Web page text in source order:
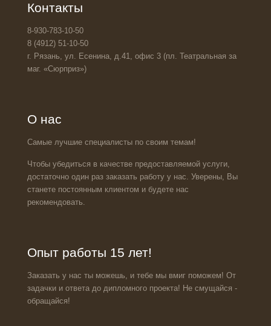
Контакты
8-930-783-10-50
8 (4912) 51-10-50
г. Рязань, ул. Есенина, д.41, офис 3 (пл. Театральная за
маг. «Сюрприз»)
О нас
Самые лучшие специалисты по своим темам!
Чтобы убедиться в качестве предоставляемой услуги,
достаточно один раз заказать работу у нас. Уверены, Вы
станете постоянным клиентом и будете нас
рекомендовать.
Опыт работы 15 лет!
Заказать у нас ты можешь, и тебе мы вмиг поможем! От
задачки и ответа до дипломного проекта! Не смущайся -
обращайся!